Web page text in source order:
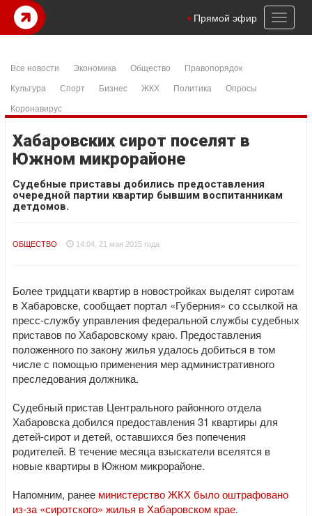
Toggle
Прямой эфир
Все новости Экономика Общество
Правопорядок
Культура
Спорт Бизнес ЖКХ Политика
Опросы
Коронавирус
Хабаровских сирот поселят в
Южном микрорайоне
Судебные приставы добились предоставления
очередной партии квартир бывшим воспитанникам
детдомов.
ОБЩЕСТВО 14:04, 21 мая 2015 года
Более тридцати квартир в новостройках выделят сиротам
в Хабаровске, сообщает портал «Губерния» со ссылкой на
пресс-службу управления федеральной службы судебных
приставов по Хабаровскому краю. Предоставления
положенного по закону жилья удалось добиться в том
числе с помощью применения мер административного
преследования должника.
Судебный пристав Центрального районного отдела
Хабаровска добился предоставления 31 квартиры для
детей-сирот и детей, оставшихся без попечения
родителей. В течение месяца взыскатели вселятся в
новые квартиры в Южном микрорайоне.
Напомним, ранее министерство ЖКХ было оштрафовано
из-за «сиротского» жилья в Хабаровском крае.